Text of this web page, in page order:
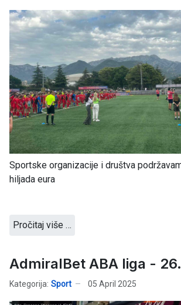
Sportske organizacije i društva
hiljada eura
Pročitaj više …
AdmiralBet ABA liga -
Kategorija: Sport 05 April 2025